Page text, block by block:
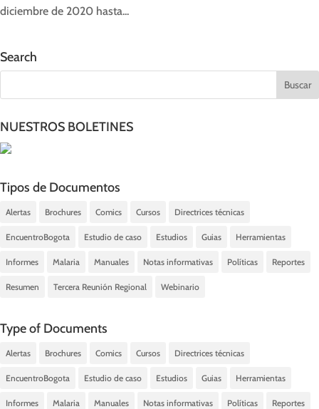
diciembre de 2020 hasta...
Search
NUESTROS BOLETINES
Tipos de Documentos
Alertas Brochures Comics Cursos Directrices técnicas
EncuentroBogota Estudio de caso Estudios Guias Herramientas
Informes Malaria Manuales Notas informativas Políticas Reportes
Resumen Tercera Reunión Regional Webinario
Type of Documents
Alertas Brochures Comics Cursos Directrices técnicas
EncuentroBogota Estudio de caso Estudios Guias Herramientas
Informes Malaria Manuales Notas informativas Políticas Reportes